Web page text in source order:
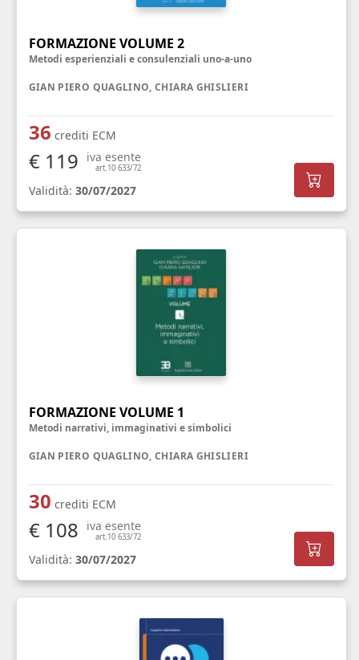
FORMAZIONE VOLUME 2
Metodi esperienziali e consulenziali uno-a-uno
GIAN PIERO QUAGLINO, CHIARA GHISLIERI
36 crediti ECM
€ 119 iva esente
art.10 633/72
Validità: 30/07/2027
FORMAZIONE VOLUME 1
Metodi narrativi, immaginativi e simbolici
GIAN PIERO QUAGLINO, CHIARA GHISLIERI
30 crediti ECM
€ 108 iva esente
art.10 633/72
Validità: 30/07/2027